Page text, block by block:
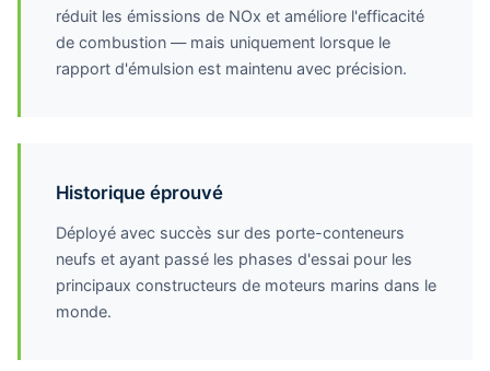
réduit les émissions de NOx et améliore l'efficacité
de combustion — mais uniquement lorsque le
rapport d'émulsion est maintenu avec précision.
Historique éprouvé
Déployé avec succès sur des porte-conteneurs
neufs et ayant passé les phases d'essai pour les
principaux constructeurs de moteurs marins dans le
monde.